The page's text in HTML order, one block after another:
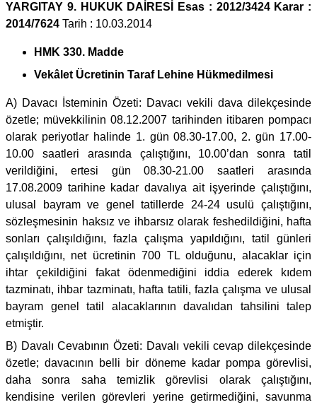
YARGITAY 9. HUKUK DAİRESİ Esas : 2012/3424 Karar :
2014/7624 Tarih : 10.03.2014
HMK 330. Madde
Vekâlet Ücretinin Taraf Lehine Hükmedilmesi
A) Davacı İsteminin Özeti: Davacı vekili dava dilekçesinde
özetle; müvekkilinin 08.12.2007 tarihinden itibaren pompacı
olarak periyotlar halinde 1. gün 08.30-17.00, 2. gün 17.00-
10.00 saatleri arasında çalıştığını, 10.00’dan sonra tatil
verildiğini, ertesi gün 08.30-21.00 saatleri arasında
17.08.2009 tarihine kadar davalıya ait işyerinde çalıştığını,
ulusal bayram ve genel tatillerde 24-24 usulü çalıştığını,
sözleşmesinin haksız ve ihbarsız olarak feshedildiğini, hafta
sonları çalışıldığını, fazla çalışma yapıldığını, tatil günleri
çalışıldığını, net ücretinin 700 TL olduğunu, alacaklar için
ihtar çekildiğini fakat ödenmediğini iddia ederek kıdem
tazminatı, ihbar tazminatı, hafta tatili, fazla çalışma ve ulusal
bayram genel tatil alacaklarının davalıdan tahsilini talep
etmiştir.
B) Davalı Cevabının Özeti: Davalı vekili cevap dilekçesinde
özetle; davacının belli bir döneme kadar pompa görevlisi,
daha sonra saha temizlik görevlisi olarak çalıştığını,
kendisine verilen görevleri yerine getirmediğini, savunma